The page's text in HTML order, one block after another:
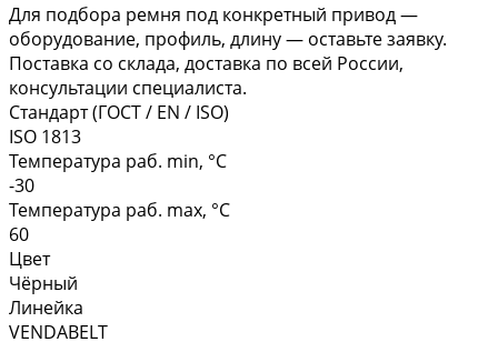
Для подбора ремня под конкретный привод —
оборудование, профиль, длину — оставьте заявку.
Поставка со склада, доставка по всей России,
консультации специалиста.
Стандарт (ГОСТ / EN / ISO)
ISO 1813
Температура раб. min, °C
-30
Температура раб. max, °C
60
Цвет
Чёрный
Линейка
VENDABELT